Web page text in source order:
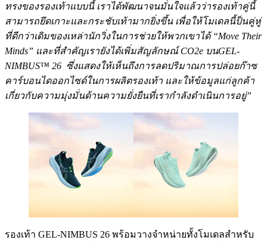
ทรงของรองเท้าแบบนี้ เราได้พัฒนาจนมั่นใจแล้วว่ารองเท้าคู่นี้
สามารถยึดเกาะและกระชับเท้ามากยิ่งขึ้น เพื่อให้โมเดลนี้ป็นคู่หู่
ที่ดีกว่าเดิมของเหล่านักวิ่งในการช่วยให้พวกเขาได้ “Move Their
Minds” และที่สำคัญเรายังได้เพิ่มสัญลักษณ์ CO2e บนGEL-
NIMBUS™ 26 ซึ่งแสดงให้เห็นถึงการลดปริมาณการปล่อยก๊าซ
คาร์บอนไดออกไซด์ในการผลิตรองเท้า และให้ข้อมูลแก่ลูกค้า
เกี่ยวกับความมุ่งมั่นด้านความยั่งยืนที่เรากำลังดำเนินการอยู่”
รองเท้า GEL-NIMBUS 26 พร้อมวางจำหน่ายทั้งโมเดลสำหรับ